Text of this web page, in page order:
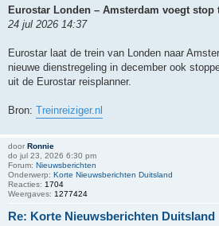
Eurostar Londen – Amsterdam voegt stop
24 jul 2026 14:37
Eurostar laat de trein van Londen naar
nieuwe dienstregeling in december ook
uit de Eurostar reisplanner.
Bron: Treinreiziger.nl
door Ronnie
do jul 23, 2026 6:30 pm
Forum: Nieuwsberichten
Onderwerp: Korte Nieuwsberichten Duitsland
Reacties: 1704
Weergaves: 1277424
Re: Korte Nieuwsberichten Duitsland